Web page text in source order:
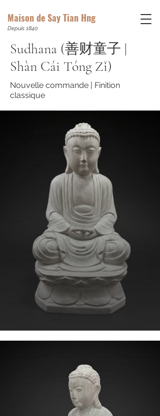
Maison de Say Tian Hng
Depuis 1840
Sudhana (善财童子 |
Shàn Cái Tóng Zǐ)
Nouvelle commande | Finition
classique